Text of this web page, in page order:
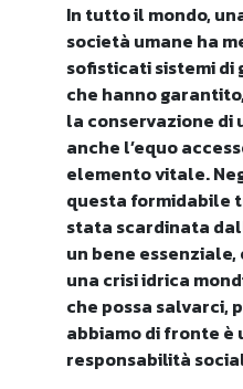
In tutto il mondo,
società umane ha
sofisticati sistemi di
che hanno
la conservazione di
anche l’equo
elemento vitale.
questa formidabile
stata scardinata
un bene
una crisi idrica
che possa salvarci,
abbiamo di fronte è
responsabilità